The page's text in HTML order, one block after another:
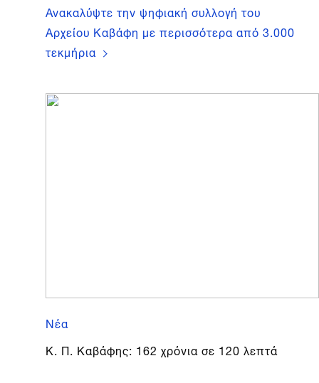
Ανακαλύψτε την ψηφιακή συλλογή του
Αρχείου Καβάφη με περισσότερα από 3.000
τεκμήρια
Νέα
Κ. Π. Καβάφης: 162 χρόνια σε 120 λεπτά